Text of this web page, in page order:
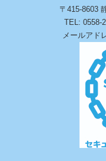
〒415-8603
TEL: 0558-
メールアド